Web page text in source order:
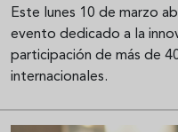
Este lunes 10 de marzo
evento dedicado a la
participación de más de
internacionales.